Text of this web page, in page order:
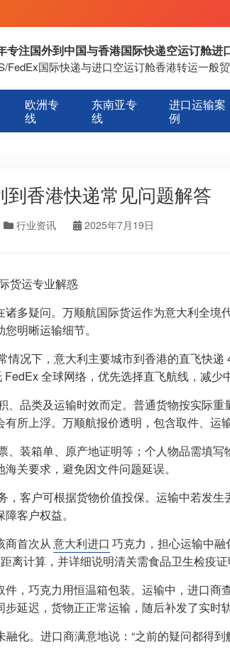
专注国外到中国与香港国际快递空运订舱进
FedEx国际快递与进口空运订舱香港转运一般
欧洲专
线
东南亚专
线
进口运输案
例
到香港快递常见问题解答
行业资讯 2025年7月19日
货运专业解惑
多疑问。万顺航国际货运作为意大利全境
明晰运输细节。
情况下，意大利主要城市到香港的直飞快
全球网络，优先选择直飞航线，减少
、品类及运输时效而定。普通货物按实际重
所上浮。万顺航报价透明，包含取件、运
、装箱单、原产地证明等；个人物品需填
关要求，避免因文件问题延误。
，客户可根据货物价值投保。运输中若发
客户权益。
商首次从意大利进口 巧克力，担心运输中
计算，并详细说明清关需食品卫生检疫证
，巧克力用恒温箱包装。运输中，进口商
延迟，货物正正常运输，随后补发了实时轨
化。进口商满意地说：“之前的疑问都得